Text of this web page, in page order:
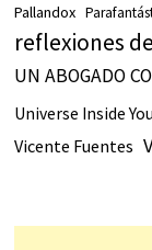
Pallandox
reflexiones
UN ABOGADO
Universe Inside You
Vicente Fuentes